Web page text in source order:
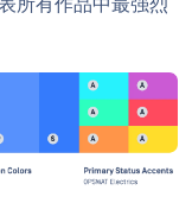
所有作品中最强烈